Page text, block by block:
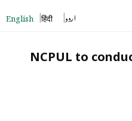
English हिंदी اردو
NCPUL to